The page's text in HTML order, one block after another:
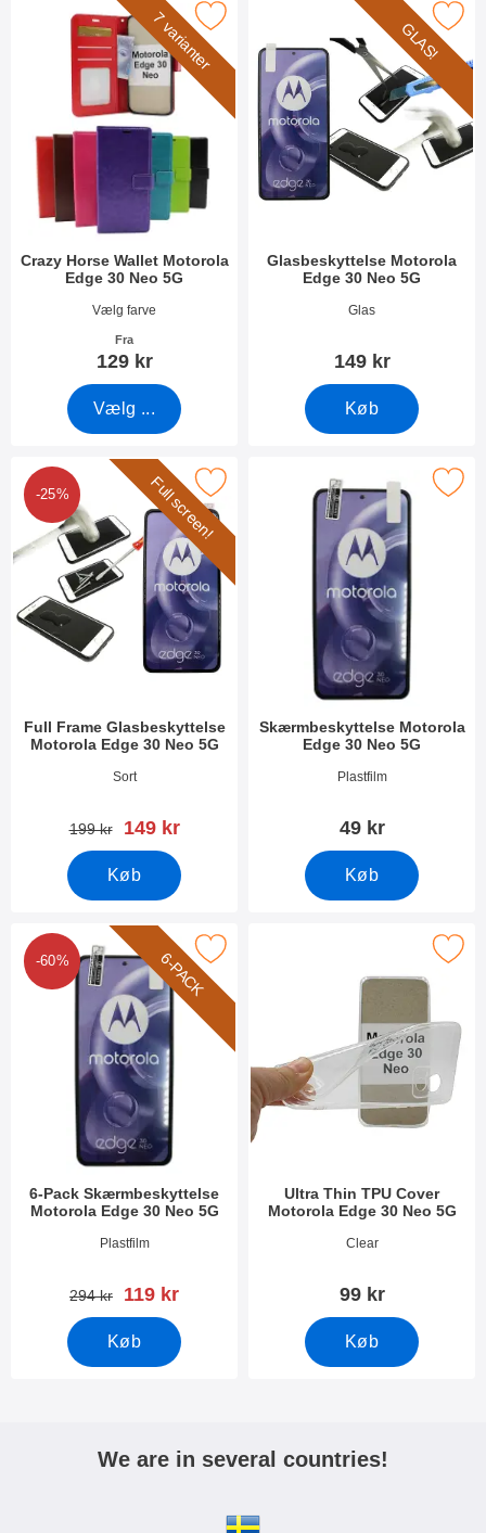
7 varianter
Crazy Horse Wallet Motorola
Edge 30 Neo 5G
Varenr 45110Vælg farve
Fra
129 kr
Vælg ...
crazy Horse Wallet Motorola Edge 30 Neo 5G som favorit
GLAS!
Glasbeskyttelse Motorola
Edge 30 Neo 5G
Varenr 45199Glas
149 kr
Køb
Marker glasbeskyttelse Motorola
Full screen!
-25%
Full Frame Glasbeskyttelse
Motorola Edge 30 Neo 5G
Varenr 47412Sort
pris
199 kr pris
149 kr
Køb
Frame Glasbeskyttelse Motorola Edge 30 Neo 5G som favorit
Skærmbeskyttelse Motorola
Edge 30 Neo 5G
Varenr 45114Plastfilm
49 kr
Køb
Marker skærmbeskyttelse Motorola
6-PACK
-60%
6-Pack Skærmbeskyttelse
Motorola Edge 30 Neo 5G
Varenr 45113Plastfilm
pris
294 kr pris
119 kr
Køb
Pack Skærmbeskyttelse Motorola Edge 30 Neo 5G som favorit
Ultra Thin TPU Cover
Motorola Edge 30 Neo 5G
Varenr 45250Clear
99 kr
Køb
Marker ultra Thin TPU Cover
We are in several countries!